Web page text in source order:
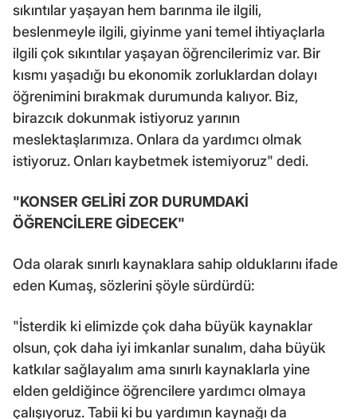
sıkıntılar yaşayan hem barınma ile ilgili,
beslenmeyle ilgili, giyinme yani temel ihtiyaçlarla
ilgili çok sıkıntılar yaşayan öğrencilerimiz var. Bir
kısmı yaşadığı bu ekonomik zorluklardan dolayı
öğrenimini bırakmak durumunda kalıyor. Biz,
birazcık dokunmak istiyoruz yarının
meslektaşlarımıza. Onlara da yardımcı olmak
istiyoruz. Onları kaybetmek istemiyoruz" dedi.
"KONSER GELİRİ ZOR DURUMDAKİ
ÖĞRENCİLERE GİDECEK"
Oda olarak sınırlı kaynaklara sahip olduklarını ifade
eden Kumaş, sözlerini şöyle sürdürdü:
"İsterdik ki elimizde çok daha büyük kaynaklar
olsun, çok daha iyi imkanlar sunalım, daha büyük
katkılar sağlayalım ama sınırlı kaynaklarla yine
elden geldiğince öğrencilere yardımcı olmaya
çalışıyoruz. Tabii ki bu yardımın kaynağı da